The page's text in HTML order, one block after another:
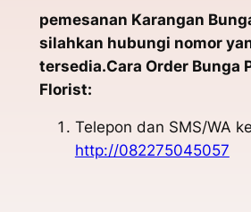
pemesanan Karangan
silahkan hubungi nomor
tersedia.Cara Order Bunga
Florist:
Telepon dan SMS/WA
http://082275045057